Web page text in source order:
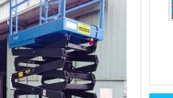
Xe nâng tay thấp gắn cân
ESP20